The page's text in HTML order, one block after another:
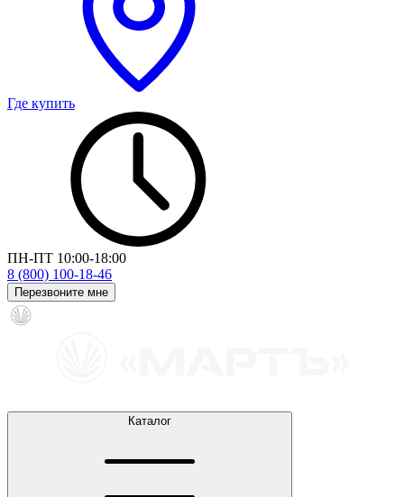
Где купить
ПН-ПТ 10:00-18:00
8 (800) 100-18-46
Перезвоните мне
Каталог